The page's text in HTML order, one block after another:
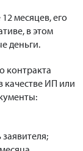
месяцев, его
в этом
деньги.
контракта
качестве ИП или